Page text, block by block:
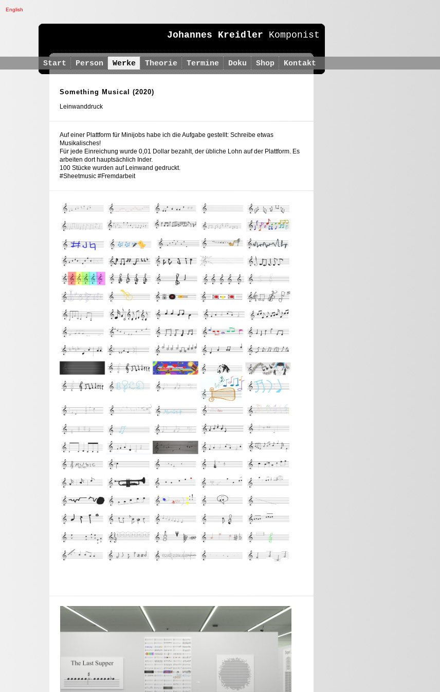
English
Johannes Kreidler Komponist
Start Person Werke Theorie Termine Doku Shop Kontakt
Something Musical (2020)
Leinwanddruck
Auf einer Plattform für Minijobs habe ich die Aufgabe gestellt: Schreibe etwas
Musikalisches!
Für jede Einreichung wurde 0,01 Dollar bezahlt, der übliche Lohn auf der Plattform. Es
arbeiten dort hauptsächlich Inder.
100 Stücke wurden auf Leinwand gedruckt.
#Sheetmusic #Fremdarbeit